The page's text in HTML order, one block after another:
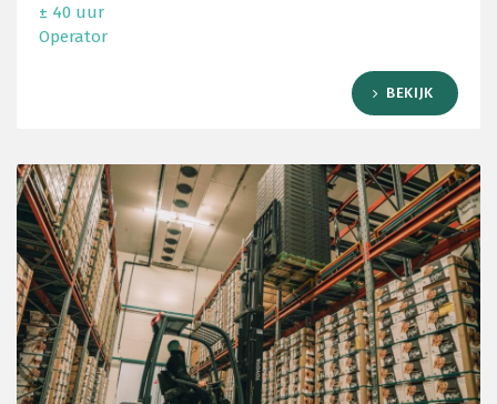
± 40 uur
Operator
BEKIJK